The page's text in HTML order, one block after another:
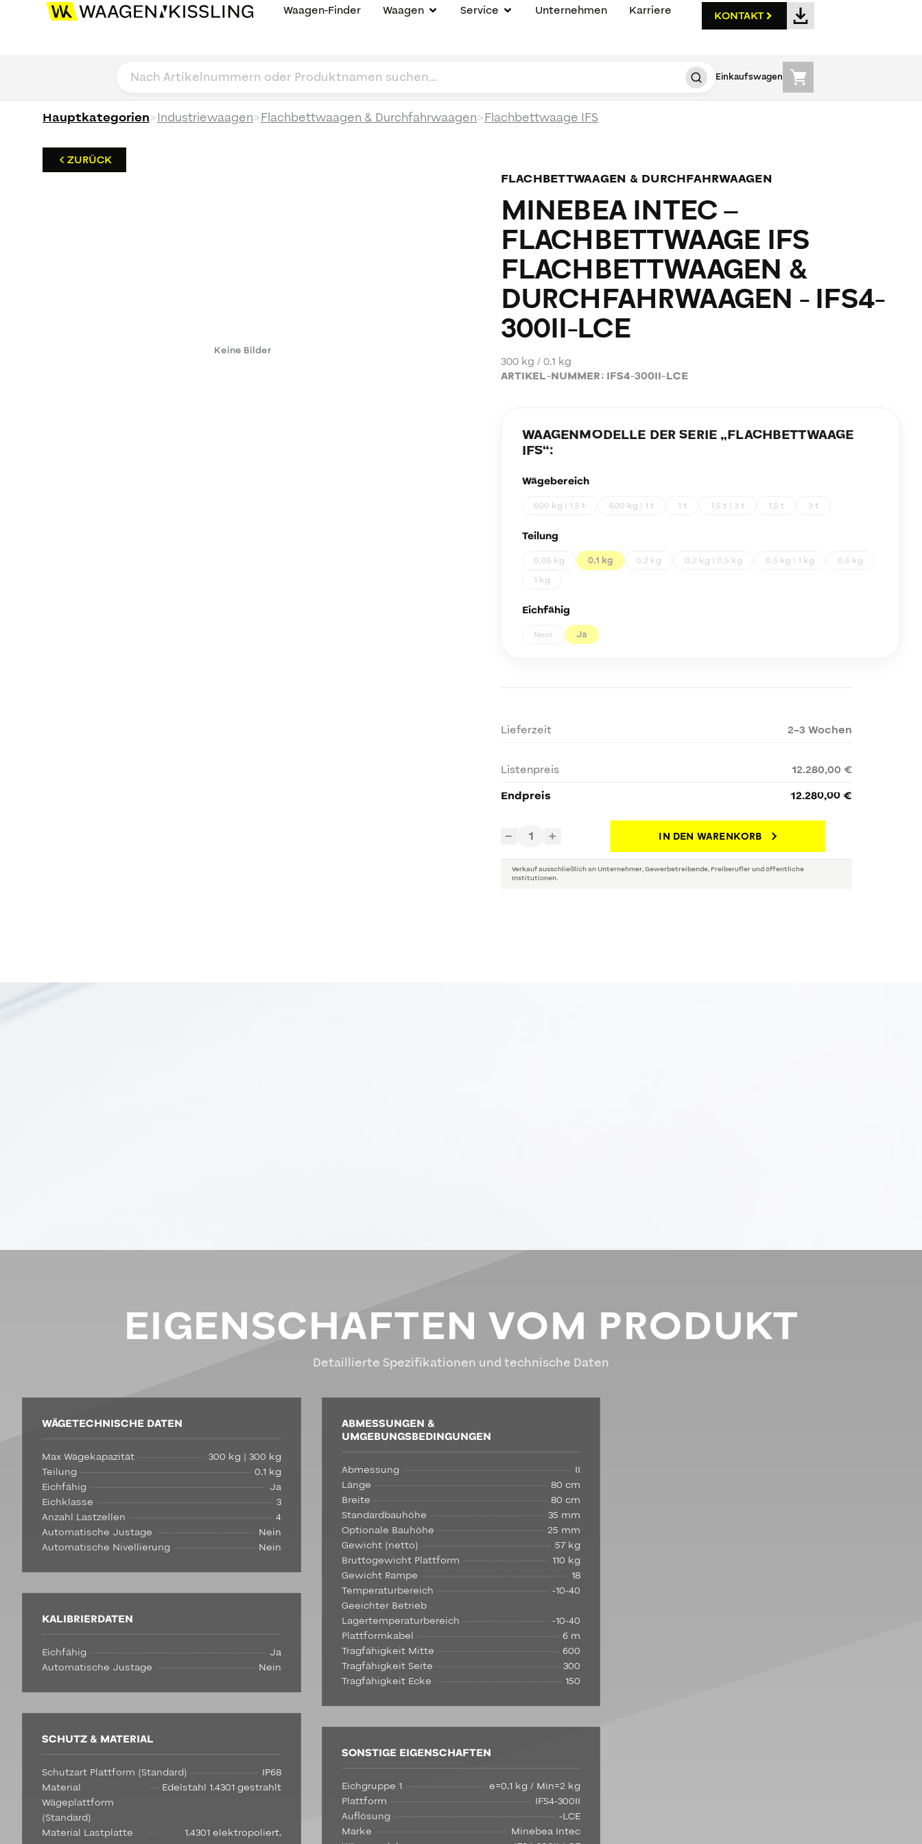
Waagen-Finder Waagen Service Unternehmen Karriere KONTAKT
Einkaufswagen
Hauptkategorien>Industriewaagen>Flachbettwaagen & Durchfahrwaagen>Flachbettwaage IFS
ZURÜCK
Keine Bilder
FLACHBETTWAAGEN & DURCHFAHRWAAGEN
MINEBEA INTEC –
FLACHBETTWAAGE IFS
FLACHBETTWAAGEN &
DURCHFAHRWAAGEN - IFS4-
300II-LCE
300 kg / 0,1 kg
ARTIKEL-NUMMER: IFS4-300II-LCE
WAAGENMODELLE DER SERIE „FLACHBETTWAAGE
IFS“:
Wägebereich
600 kg | 1,5 t 600 kg | 1 t 1 t 1,5 t | 3 t 1,5 t 3 t
Teilung
0,05 kg 0,1 kg 0,2 kg 0,2 kg | 0,5 kg 0,5 kg | 1 kg
0,5 kg
1 kg
Eichfähig
Nein Ja
Lieferzeit 2–3 Wochen
Listenpreis
12.280,00 €
Endpreis
12.280,00 €
− 1 + IN DEN WARENKORB
Verkauf ausschließlich an Unternehmer, Gewerbetreibende, Freiberufler und öffentliche
Institutionen.
EIGENSCHAFTEN VOM PRODUKT
Detaillierte Spezifikationen und technische Daten
WÄGETECHNISCHE DATEN
Max Wägekapazität
300 kg | 300 kg
Teilung
0,1 kg
Eichfähig
Ja
Eichklasse
3
Anzahl Lastzellen
4
Automatische Justage
Nein
Automatische Nivellierung
Nein
KALIBRIERDATEN
Eichfähig
Ja
Automatische Justage
Nein
SCHUTZ & MATERIAL
Schutzart Plattform (Standard)
IP68
Material
Wägeplattform
(Standard)
Edelstahl 1.4301 gestrahlt
Material Lastplatte
1.4301 elektropoliert,
ABMESSUNGEN &
UMGEBUNGSBEDINGUNGEN
Abmessung
II
Länge
80 cm
Breite
80 cm
Standardbauhöhe
35 mm
Optionale Bauhöhe
25 mm
Gewicht (netto)
57 kg
Bruttogewicht Plattform
110 kg
Gewicht Rampe
18
Temperaturbereich
Geeichter Betrieb
-10-40
Lagertemperaturbereich
-10-40
Plattformkabel
6 m
Tragfähigkeit Mitte
600
Tragfähigkeit Seite
300
Tragfähigkeit Ecke
150
SONSTIGE EIGENSCHAFTEN
Eichgruppe 1
e=0,1 kg / Min=2 kg
Plattform
IFS4-300II
Auflösung
-LCE
Marke
Minebea Intec